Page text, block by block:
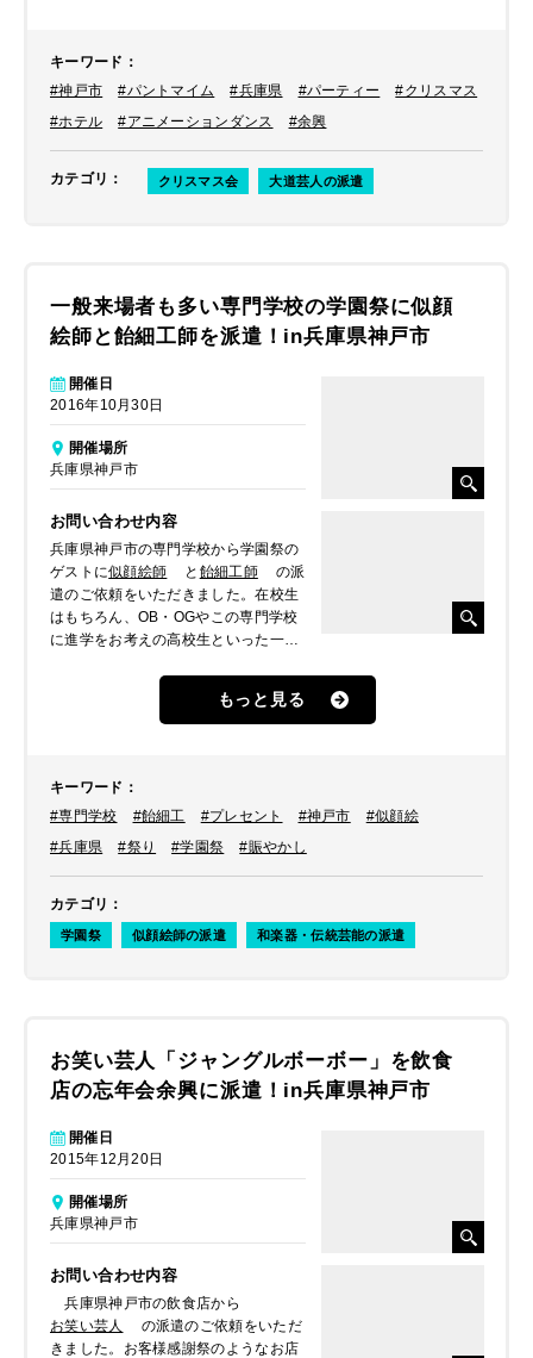
キーワード ：
#神戸市
#パントマイム #兵庫県 #パーティー
#クリスマス
#ホテル
#アニメーションダンス #余興
カテゴリ ： クリスマス会 大道芸人の派遣
一般来場者も多い専門学校の学園祭に似顔
絵師と飴細工師を派遣！in兵庫県神戸市
開催日
2016年10月30日
開催場所
兵庫県神戸市
お問い合わせ内容
兵庫県神戸市の専門学校から学園祭の
ゲストに似顔絵師 と 飴細工師
の派
遣のご依頼をいただきました。在校生
はもちろん、OB・OGやこの専門学校
に進学をお考えの高校生といった一般
で、みなさんに楽しんでもらえる企画
にしたいとおっしゃられていました。
もっと見る
キーワード ：
#専門学校
#飴細工 #プレセント #神戸市
#似顔絵
#兵庫県
#祭り #学園祭 #賑やかし
カテゴリ ：
学園祭 似顔絵師の派遣 和楽器・伝統芸能の派遣
お笑い芸人「ジャングルボーボー」を飲食
店の忘年会余興に派遣！in兵庫県神戸市
開催日
2015年12月20日
開催場所
兵庫県神戸市
お問い合わせ内容
兵庫県神戸市の飲食店から
お笑い芸人
の派遣のご依頼をいただ
きました。お客様感謝祭のようなお店